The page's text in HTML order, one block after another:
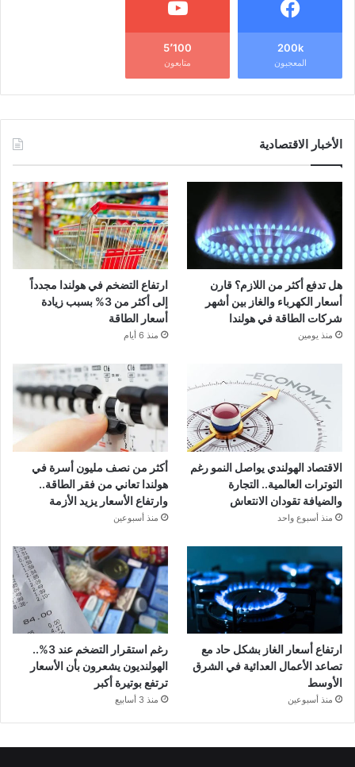
200k
المعجبون
5٬100
متابعون
الأخبار الاقتصادية
هل تدفع أكثر من اللازم؟ قارن
أسعار الكهرباء والغاز بين أشهر
شركات الطاقة في هولندا
منذ يومين
ارتفاع التضخم في هولندا مجدداً
إلى أكثر من 3% بسبب زيادة
أسعار الطاقة
منذ 6 أيام
الاقتصاد الهولندي يواصل النمو رغم
التوترات العالمية.. التجارة
والضيافة تقودان الانتعاش
منذ أسبوع واحد
أكثر من نصف مليون أسرة في
هولندا تعاني من فقر الطاقة..
وارتفاع الأسعار يزيد الأزمة
منذ أسبوعين
ارتفاع أسعار الغاز بشكل حاد مع
تصاعد الأعمال العدائية في الشرق
الأوسط
منذ أسبوعين
رغم استقرار التضخم عند 3%..
الهولنديون يشعرون بأن الأسعار
ترتفع بوتيرة أكبر
منذ 3 أسابيع